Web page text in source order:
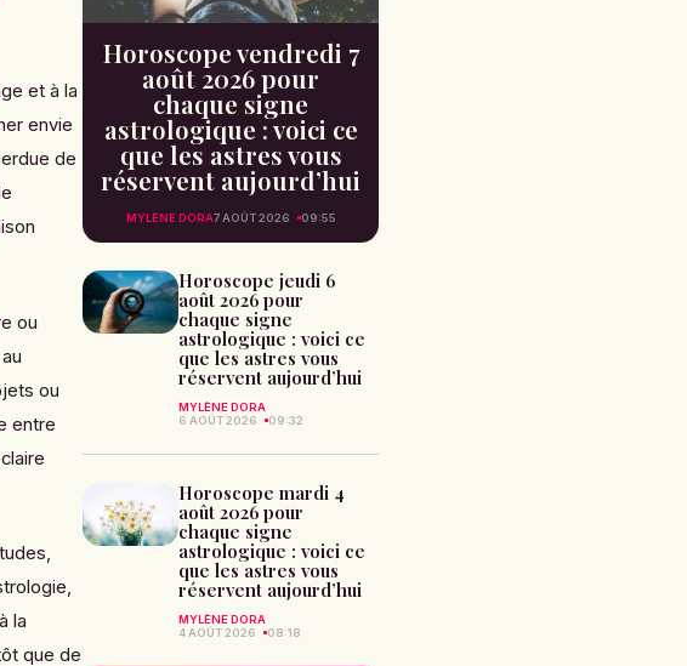
et à la
envie
de
ou
ou
entre
la
que de
Horoscope vendredi 7
août 2026 pour
chaque signe
astrologique : voici ce
que les astres vous
réservent aujourd’hui
MYLÈNE DORA7 AOÛT 2026 09:55
Horoscope jeudi 6
août 2026 pour
chaque signe
astrologique : voici ce
que les astres vous
réservent aujourd’hui
MYLÈNE DORA
6 AOÛT 2026
09:32
Horoscope mardi 4
août 2026 pour
chaque signe
astrologique : voici ce
que les astres vous
réservent aujourd’hui
MYLÈNE DORA
4 AOÛT 2026
08:18